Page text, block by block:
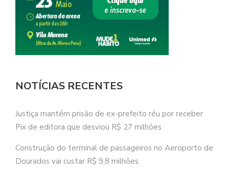
NOTÍCIAS RECENTES
Justiça mantém prisão de ex-prefeito réu por receber
Pix de editora que desviou R$ 27 milhões
Construção do terminal de passageiros no Aeroporto de
Dourados vai custar R$ 9,8 milhões